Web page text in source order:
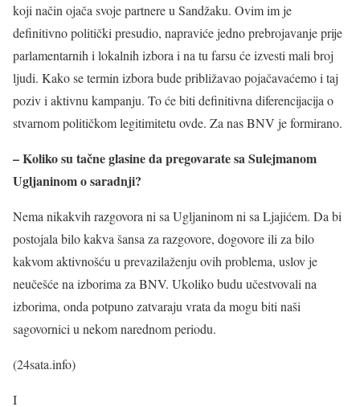
koji način ojača svoje partnere u Sandžaku. Ovim im je
definitivno politički presudio, napraviće jedno prebrojavanje prije
parlamentarnih i lokalnih izbora i na tu farsu će izvesti mali broj
ljudi. Kako se termin izbora bude približavao pojačavaćemo i taj
poziv i aktivnu kampanju. To će biti definitivna diferencijacija o
stvarnom političkom legitimitetu ovde. Za nas BNV je formirano.
– Koliko su tačne glasine da pregovarate sa Sulejmanom
Ugljaninom o saradnji?
Nema nikakvih razgovora ni sa Ugljaninom ni sa Ljajićem. Da bi
postojala bilo kakva šansa za razgovore, dogovore ili za bilo
kakvom aktivnošću u prevazilaženju ovih problema, uslov je
neučešće na izborima za BNV. Ukoliko budu učestvovali na
izborima, onda potpuno zatvaraju vrata da mogu biti naši
sagovornici u nekom narednom periodu.
(24sata.info)
I